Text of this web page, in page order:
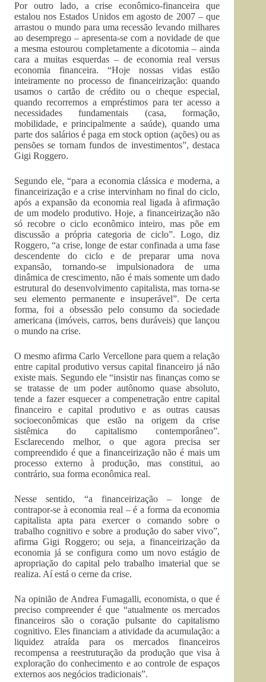
Por outro lado, a crise econômico-financeira que
estalou nos Estados Unidos em agosto de 2007 – que
arrastou o mundo para uma recessão levando milhares
ao desemprego – apresenta-se com a novidade de que
a mesma estourou completamente a dicotomia – ainda
cara a muitas esquerdas – de economia real versus
economia financeira. “Hoje nossas vidas estão
inteiramente no processo de financeirização: quando
usamos o cartão de crédito ou o cheque especial,
quando recorremos a empréstimos para ter acesso a
necessidades fundamentais (casa, formação,
mobilidade, e principalmente a saúde), quando uma
parte dos salários é paga em stock option (ações) ou as
pensões se tornam fundos de investimentos”, destaca
Gigi Roggero.
Segundo ele, “para a economia clássica e moderna, a
financeirização e a crise intervinham no final do ciclo,
após a expansão da economia real ligada à afirmação
de um modelo produtivo. Hoje, a financeirização não
só recobre o ciclo econômico inteiro, mas põe em
discussão a própria categoria de ciclo”. Logo, diz
Roggero, “a crise, longe de estar confinada a uma fase
descendente do ciclo e de preparar uma nova
expansão, tornando-se impulsionadora de uma
dinâmica de crescimento, não é mais somente um dado
estrutural do desenvolvimento capitalista, mas torna-se
seu elemento permanente e insuperável”. De certa
forma, foi a obsessão pelo consumo da sociedade
americana (imóveis, carros, bens duráveis) que lançou
o mundo na crise.
O mesmo afirma Carlo Vercellone para quem a relação
entre capital produtivo versus capital financeiro já não
existe mais. Segundo ele “insistir nas finanças como se
se tratasse de um poder autônomo quase absoluto,
tende a fazer esquecer a compenetração entre capital
financeiro e capital produtivo e as outras causas
socioeconômicas que estão na origem da crise
sistêmica do capitalismo contemporâneo”.
Esclarecendo melhor, o que agora precisa ser
compreendido é que a financeirização não é mais um
processo externo à produção, mas constitui, ao
contrário, sua forma econômica real.
Nesse sentido, “a financeirização – longe de
contrapor-se à economia real – é a forma da economia
capitalista apta para exercer o comando sobre o
trabalho cognitivo e sobre a produção do saber vivo”,
afirma Gigi Roggero; ou seja, a financeirização da
economia já se configura como um novo estágio de
apropriação do capital pelo trabalho imaterial que se
realiza. Aí está o cerne da crise.
Na opinião de Andrea Fumagalli, economista, o que é
preciso compreender é que “atualmente os mercados
financeiros são o coração pulsante do capitalismo
cognitivo. Eles financiam a atividade da acumulação: a
liquidez atraída para os mercados financeiros
recompensa a reestruturação da produção que visa à
exploração do conhecimento e ao controle de espaços
externos aos negócios tradicionais”.